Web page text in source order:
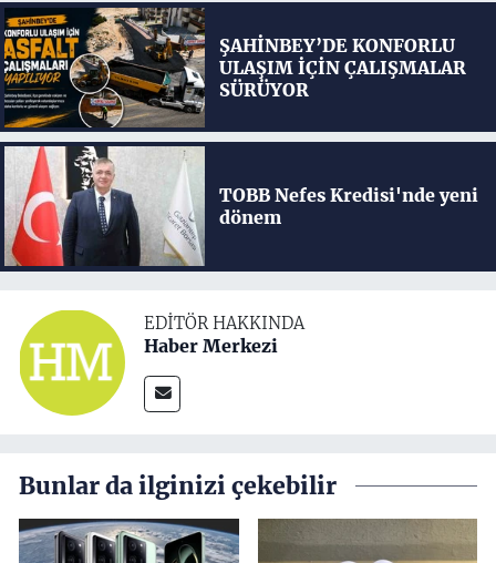
ŞAHİNBEY’DE KONFORLU
ULAŞIM İÇİN ÇALIŞMALAR
SÜRÜYOR
TOBB Nefes Kredisi'nde yeni
dönem
EDITÖR HAKKINDA
Haber Merkezi
Bunlar da ilginizi çekebilir